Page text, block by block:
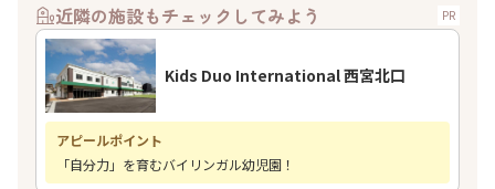
近隣の施設もチェックしてみよう PR
Kids Duo International 西宮北口
アピールポイント
「自分力」を育むバイリンガル幼児園！